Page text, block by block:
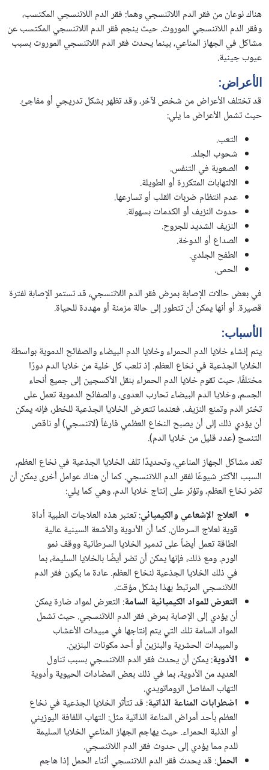
هناك نوعان من فقر الدم اللاتنسجي وهما: فقر الدم اللاتنسجي المكتسب،
وفقر الدم اللاتنسجي الموروث. حيث ينجم فقر الدم اللاتنسجي المكتسب عن
مشاكل في الجهاز المناعي، بينما يحدث فقر الدم اللاتنسجي الموروث بسبب
عيوب جينية.
الأعراض:
قد تختلف الأعراض من شخص لآخر، وقد تظهر بشكل تدريجي أو مفاجئ.
حيث تشمل الأعراض ما يلي:
التعب.
شحوب الجلد.
الصعوبة في التنفس.
الالتهابات المتكررة أو الطويلة.
عدم انتظام ضربات القلب أو تسارعها.
حدوث النزيف أو الكدمات بسهولة.
النزيف الشديد للجروح.
الصداع أو الدوخة.
الطفح الجلدي.
الحمى.
في بعض حالات الإصابة بمرض فقر الدم اللاتنسجي، قد تستمر الإصابة لفترة
قصيرة. أو أنها يمكن أن تتطور إلى حالة مزمنة أو مهددة للحياة.
الأسباب:
يتم إنشاء خلايا الدم الحمراء وخلايا الدم البيضاء والصفائح الدموية بواسطة
الخلايا الجذعية في نخاع العظم. إذ تلعب كل خلية من خلايا الدم دورًا
مختلفًا، حيث تقوم خلايا الدم الحمراء بنقل الأكسجين إلى جميع أنحاء
الجسم، وخلايا الدم البيضاء تحارب العدوى، والصفائح الدموية تعمل على
تخثر الدم وتمنع النزيف. فعندما تتعرض الخلايا الجذعية للخطر، فإنه يمكن
أن يؤدي ذلك إلى أن يصبح النخاع العظمي فارغاً (لاتنسجي) أو ناقص
التنسج (عدد قليل من خلايا الدم).
تعد مشاكل الجهاز المناعي، وتحديدًا تلف الخلايا الجذعية في نخاع العظم،
السبب الأكثر شيوعًا لفقر الدم اللاتنسجي. كما أن هناك عوامل أخرى يمكن أن
تضر نخاع العظم، وتؤثر على إنتاج خلايا الدم، وهي كما يلي:
العلاج الإشعاعي والكيميائي: تعتبر هذه العلاجات الطبية أداة
قوية لعلاج السرطان. كما أن الأدوية والأشعة السينية عالية
الطاقة تعمل أيضاً على تدمير الخلايا السرطانية ووقف نمو
الورم. ومع ذلك، فإنها يمكن أن تضر أيضًا بالخلايا السليمة، بما
في ذلك الخلايا الجذعية لنخاع العظم. عادة ما يكون فقر الدم
اللاتنسجي المرتبط بهذا بشكل مؤقت.
التعرض للمواد الكيميائية السامة: التعرض لمواد ضارة يمكن
أن يؤدي إلى الإصابة بمرض فقر الدم اللاتنسجي. حيث تشمل
المواد السامة تلك التي يتم إنتاجها في مبيدات الأعشاب
والمبيدات الحشرية والبنزين أو أحد مكونات البنزين.
الأدوية: يمكن أن يحدث فقر الدم اللاتنسجي بسبب تناول
العديد من الأدوية، بما في ذلك بعض المضادات الحيوية وأدوية
التهاب المفاصل الروماتويدي.
اضطرابات المناعة الذاتية: قد تتأثر الخلايا الجذعية في نخاع
العظم بأحد أمراض المناعة الذاتية مثل: التهاب اللفافة اليوزيني
أو الذئبة الحمراء. حيث يهاجم الجهاز المناعي الخلايا السليمة
للدم مما يؤدي إلى حدوث فقر الدم اللاتنسجي.
الحمل: قد يحدث فقر الدم اللاتنسجي أثناء الحمل إذا هاجم